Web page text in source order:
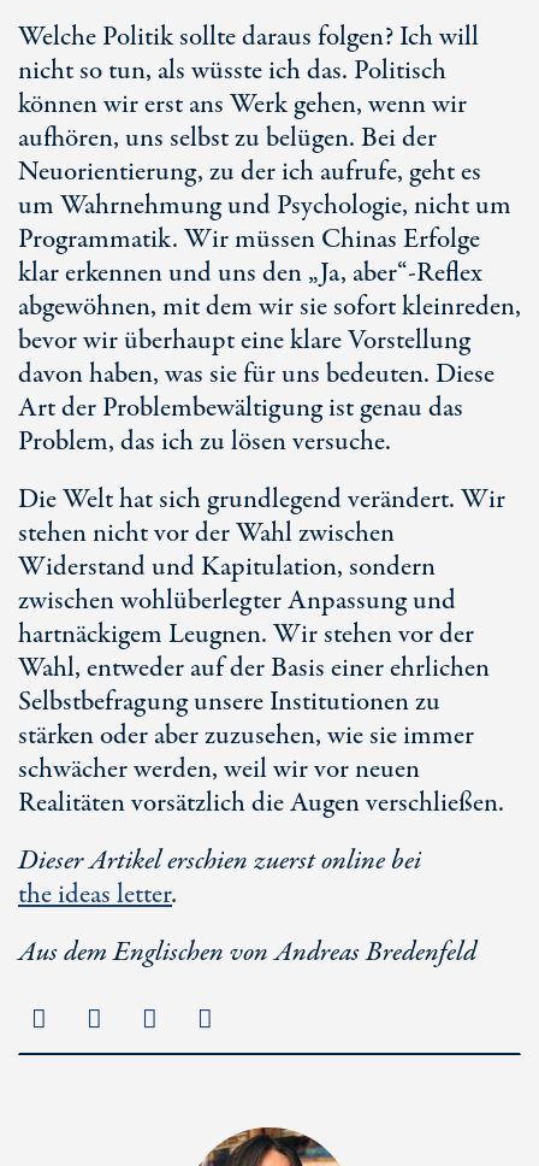
Welche Politik sollte daraus folgen? Ich will
nicht so tun, als wüsste ich das. Politisch
können wir erst ans Werk gehen, wenn wir
aufhören, uns selbst zu belügen. Bei der
Neuorientierung, zu der ich aufrufe, geht es
um Wahrnehmung und Psychologie, nicht um
Programmatik. Wir müssen Chinas Erfolge
klar erkennen und uns den „Ja, aber“-Reflex
abgewöhnen, mit dem wir sie sofort kleinreden,
bevor wir überhaupt eine klare Vorstellung
davon haben, was sie für uns bedeuten. Diese
Art der Problembewältigung ist genau das
Problem, das ich zu lösen versuche.
Die Welt hat sich grundlegend verändert. Wir
stehen nicht vor der Wahl zwischen
Widerstand und Kapitulation, sondern
zwischen wohlüberlegter Anpassung und
hartnäckigem Leugnen. Wir stehen vor der
Wahl, entweder auf der Basis einer ehrlichen
Selbstbefragung unsere Institutionen zu
stärken oder aber zuzusehen, wie sie immer
schwächer werden, weil wir vor neuen
Realitäten vorsätzlich die Augen verschließen.
Dieser Artikel erschien zuerst online bei
the ideas letter.
Aus dem Englischen von Andreas Bredenfeld